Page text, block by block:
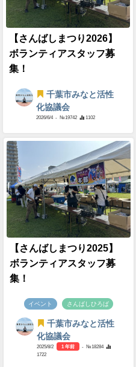
【さんばしまつり2026】
ボランティアスタッフ募
集！
千葉市みなと活性
化協議会
2026/6/4 - №19742 1102
【さんばしまつり2025】
ボランティアスタッフ募
集！
イベント さんばしひろば
千葉市みなと活性
化協議会
2025/8/2 1 年前
- №18284
1722